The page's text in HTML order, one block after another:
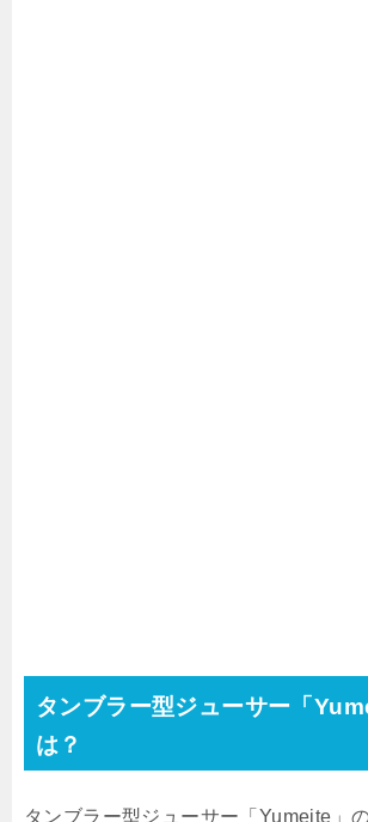
タンブラー型ジューサー「
は？
タンブラー型ジューサー「Yumeite」